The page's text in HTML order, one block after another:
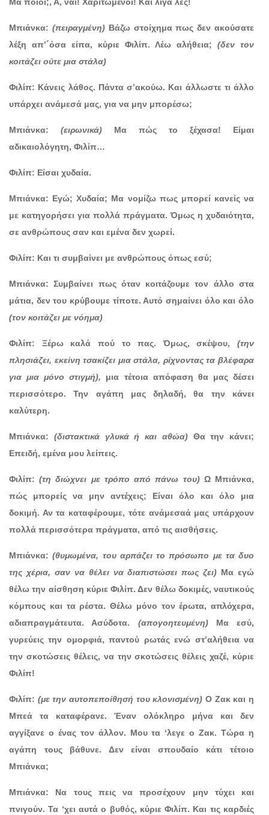
Μπιάνκα: (πειραγμένη) Βάζω στοίχημα πως δεν ακούσατε
λέξη απ’´όσα είπα, κύριε Φιλίπ. Λέω αλήθεια; (δεν τον
κοιτάζει ούτε μια στάλα)
Φιλίπ: Κάνεις λάθος. Πάντα σ’ακούω. Και άλλωστε τι άλλο
υπάρχει ανάμεσά μας, για να μην μπορέσω;
Μπιάνκα: (ειρωνικά) Μα πώς το ξέχασα! Είμαι
αδικαιολόγητη, Φιλίπ…
Φιλίπ: Είσαι χυδαία.
Μπιάνκα: Εγώ; Χυδαία; Μα νομίζω πως μπορεί κανείς να
με κατηγορήσει για πολλά πράγματα. Όμως η χυδαιότητα,
σε ανθρώπους σαν και εμένα δεν χωρεί.
Φιλίπ: Και τι συμβαίνει με ανθρώπους όπως εσύ;
Μπιάνκα: Συμβαίνει πως όταν κοιτάζουμε τον άλλο στα
μάτια, δεν του κρύβουμε τίποτε. Αυτό σημαίνει όλο και όλο
(τον κοιτάζει με νόημα)
Φιλίπ: Ξέρω καλά πού το πας. Όμως, σκέψου, (την
πλησιάζει, εκείνη τσακίζει μια στάλα, ρίχνοντας τα βλέφαρα
για μια μόνο στιγμή), μια τέτοια απόφαση θα μας δέσει
περισσότερο. Την αγάπη μας δηλαδή, θα την κάνει
καλύτερη.
Μπιάνκα: (διστακτικά γλυκά ή και αθώα) Θα την κάνει;
Επειδή, εμένα μου λείπεις.
Φιλίπ:(τη διώχνει με τρόπο από πάνω του) Ω Μπιάνκα,
πώς μπορείς να μην αντέχεις; Είναι όλο και όλο μια
δοκιμή. Αν τα καταφέρουμε, τότε ανάμεσαά μας υπάρχουν
πολλά περισσότερα πράγματα, από τις αισθήσεις.
Μπιάνκα:(θυμωμένα, του αρπάζει το πρόσωπο με τα δυο
της χέρια, σαν να θέλει να διαπιστώσει πως ζει) Μα εγώ
θέλω την αίσθηση κύριε Φιλίπ. Δεν θέλω δοκιμές, ναυτικούς
κόμπους και τα ρέστα. Θέλω μόνο τον έρωτα, απλόχερα,
αδιαπραγμάτευτα. Ασύδοτα. (απογοητευμένη) Μα εσύ,
γυρεύεις την ομορφιά, παντού ρωτάς ενώ στ’αλήθεια να
την σκοτώσεις θέλεις, να την σκοτώσεις θέλεις χαζέ, κύριε
Φιλίπ!
Φιλίπ: (με την αυτοπεποίθησή του κλονισμένη)Ο Ζακ και η
Μπεά τα καταφέρανε. Έναν ολόκληρο μήνα και δεν
αγγίξανε ο ένας τον άλλον. Μου τα ‘λεγε ο Ζακ. Τώρα η
αγάπη τους βάθυνε. Δεν είναι σπουδαίο κάτι τέτοιο
Μπιάνκα;
Μπιάνκα: Να τους πεις να προσέχουν μην τύχει και
πνιγούν. Τα ‘χει αυτά ο βυθός, κύριε Φιλίπ. Και τις καρδιές